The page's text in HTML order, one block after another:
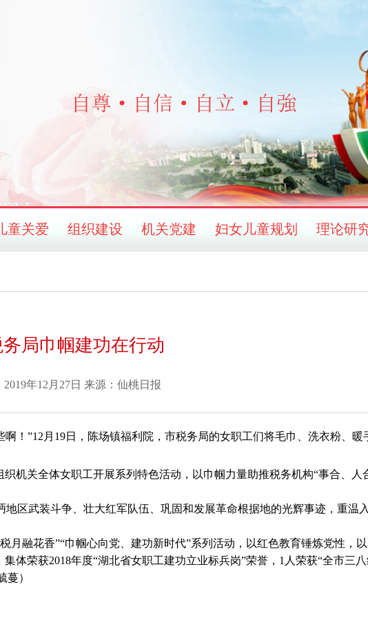
童关爱 组织建设 机关党建 妇女儿童规划 理论研
局巾帼建功在行动
年12月27日 来源： 仙桃日报
！”12月19日，陈场镇福利院，市税务局的女职工们将毛巾、洗衣粉、暖
关全体女职工开展系列特色活动，以巾帼力量助推税务机构“事合、人
武装斗争、壮大红军队伍、巩固和发展革命根据地的光辉事迹，重温入
融花香”“巾帼心向党、建功新时代”系列活动，以红色教育锤炼党性，
体荣获2018年度“湖北省女职工建功立业标兵岗”荣誉，1人荣获“全市三
）